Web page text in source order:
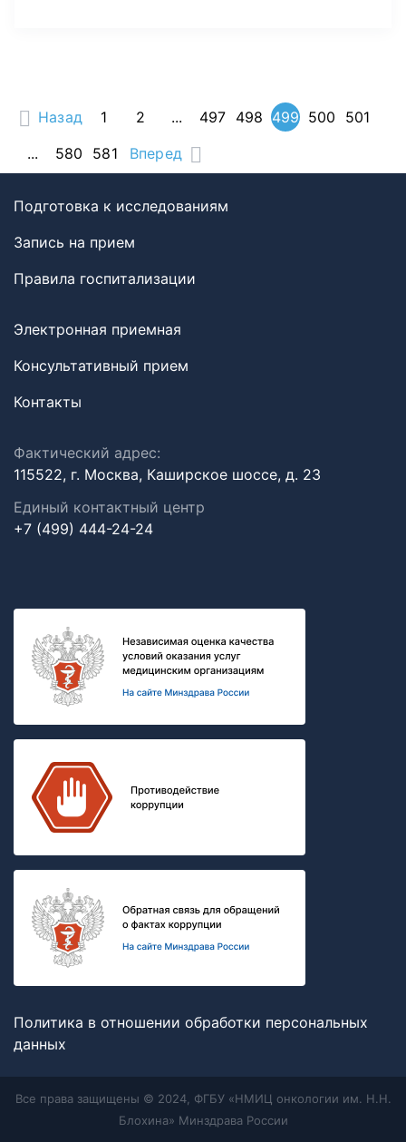
Назад 1 2 ... 497 498 499 500
501
...
580 581 Вперед
Подготовка к исследованиям
Запись на прием
Правила госпитализации
Электронная приемная
Консультативный прием
Контакты
Фактический адрес:
115522, г. Москва, Каширское шоссе, д. 23
Единый контактный центр
+7 (499) 444-24-24
Политика в отношении обработки персональных
данных
Все права защищены © 2024, ФГБУ «НМИЦ онкологии им. Н.Н.
Блохина» Минздрава России